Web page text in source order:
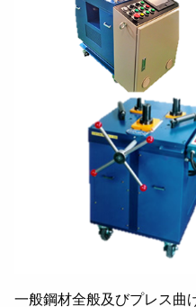
一般鋼材全般及びプレス曲